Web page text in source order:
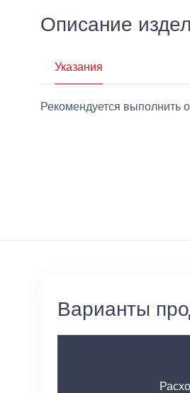
Описание
Указания
Рекомендуется выполнить
Варианты